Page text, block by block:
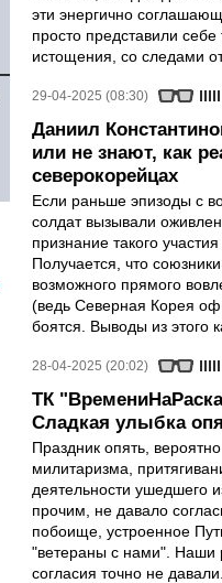
эти энергично
просто представили
истощения, со следами
29-04-2025 (08:30)
Даниил
или не знают, как
северокорейцах
Если раньше эпизоды с
солдат вызывали
признание такого
Получается, что
возможного прямого
(ведь Северная Корея
боятся. Выводы из этого
28-04-2025 (20:02)
ТК
Сладкая улыбка
Праздник опять,
милитаризма,
деятельности ушедшего
прочим, не давало
побоище, устроенное
"ветераны с нами". Наши
согласия точно не